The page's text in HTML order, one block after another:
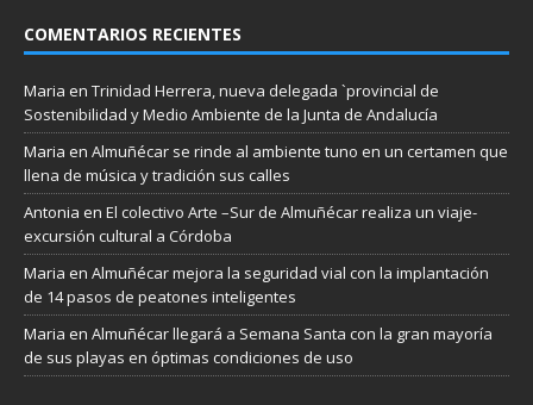
COMENTARIOS RECIENTES
Maria en Trinidad Herrera, nueva delegada `provincial de
Sostenibilidad y Medio Ambiente de la Junta de Andalucía
Maria en Almuñécar se rinde al ambiente tuno en un certamen que
llena de música y tradición sus calles
Antonia en El colectivo Arte –Sur de Almuñécar realiza un viaje-
excursión cultural a Córdoba
Maria en Almuñécar mejora la seguridad vial con la implantación
de 14 pasos de peatones inteligentes
Maria en Almuñécar llegará a Semana Santa con la gran mayoría
de sus playas en óptimas condiciones de uso